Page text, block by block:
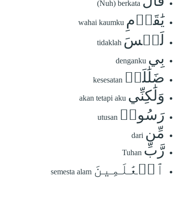
(Nuh) berkata
يَٰقَوۡمِ wahai kaumku
لَيۡسَ tidaklah
بِي denganku
ضَلَٰلَةٞ kesesatan
وَلَٰكِنِّي akan tetapi aku
رَسُولٞ utusan
مِّن dari
رَّبِّ Tuhan
ٱلۡعَٰلَمِينَ semesta alam